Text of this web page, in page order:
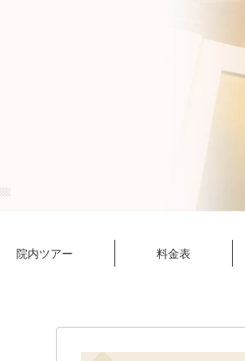
院内ツアー 料金表